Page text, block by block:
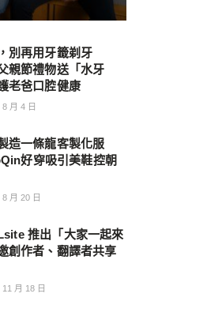
別再用牙籤剃牙
親節禮物送「水牙
老爸口腔健康
月 4 日
造一條龍客製化服
好穿吸引美鞋控朝
月 20 日
推出「大家一起來
創作者、翻譯者共享
月 18 日